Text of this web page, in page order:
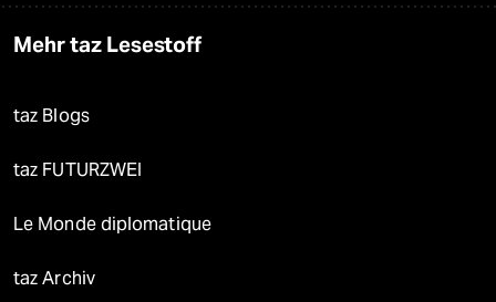
Mehr taz Lesestoff
taz Blogs
taz FUTURZWEI
Le Monde diplomatique
taz Archiv